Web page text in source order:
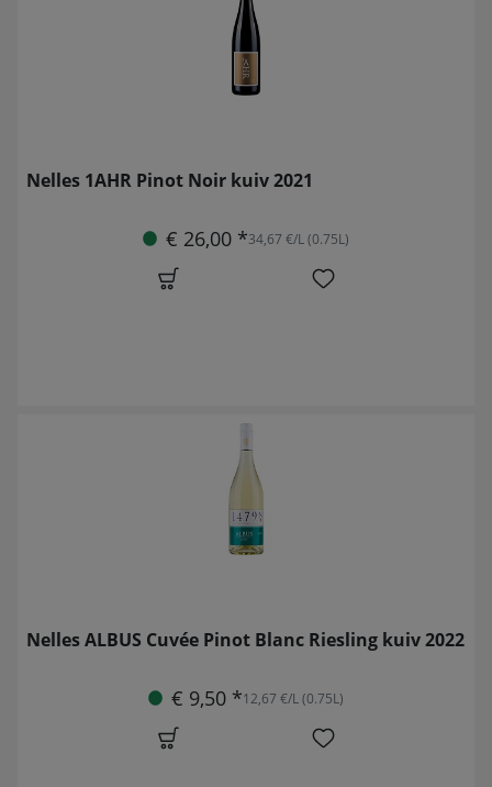
Nelles 1AHR Pinot Noir kuiv 2021
€ 26,00 *34,67 €/L (0.75L)
Nelles ALBUS Cuvée Pinot Blanc Riesling kuiv 2022
€ 9,50 *12,67 €/L (0.75L)